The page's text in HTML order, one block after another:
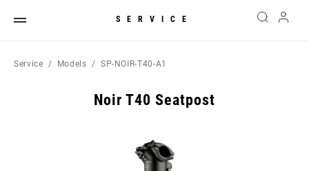
SERVICE
Service Models SP-NOIR-T40-A1
Noir T40 Seatpost